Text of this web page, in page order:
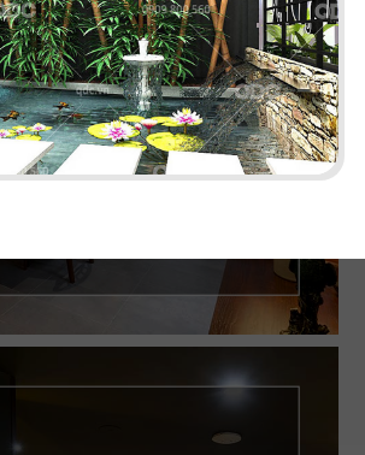
O TEM
Indochine kết hợp kiến trúc cung
mang đến vẻ đẹp trầm mặc
Chi tiết